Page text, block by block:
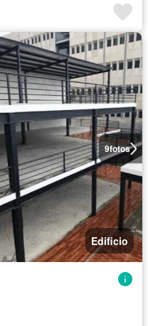
9fotos
Edificio